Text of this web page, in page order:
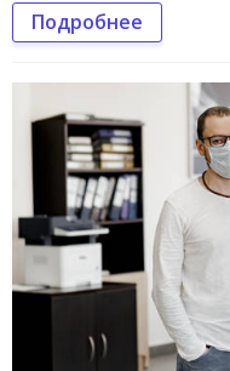
Подробнее